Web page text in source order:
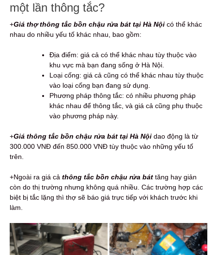
một lần thông tắc?
+Giá thợ thông tắc bồn chậu rửa bát tại Hà Nội có thể khác
nhau do nhiều yếu tố khác nhau, bao gồm:
Địa điểm: giá cả có thể khác nhau tùy thuộc vào
khu vực mà bạn đang sống ở Hà Nội.
Loại cống: giá cả cũng có thể khác nhau tùy thuộc
vào loại cống bạn đang sử dụng.
Phương pháp thông tắc: có nhiều phương pháp
khác nhau để thông tắc, và giá cả cũng phụ thuộc
vào phương pháp này.
+Giá thông tắc bồn chậu rửa bát tại Hà Nội dao động là từ
300.000 VNĐ đến 850.000 VNĐ tùy thuộc vào những yếu tố
trên.
+Ngoài ra giá cả thông tắc bồn chậu rửa bát tăng hay giản
còn do thị trường nhưng không quá nhiều. Các trường hợp các
biệt bị tắc lặng thì thợ sẽ báo giá trực tiếp với khách trước khi
làm.